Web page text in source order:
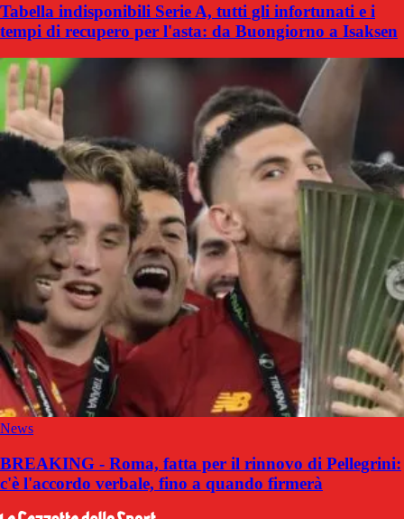
Tabella indisponibili Serie A, tutti gli infortunati e i
tempi di recupero per l'asta: da Buongiorno a Isaksen
News
BREAKING - Roma, fatta per il rinnovo di Pellegrini:
c'è l'accordo verbale, fino a quando firmerà